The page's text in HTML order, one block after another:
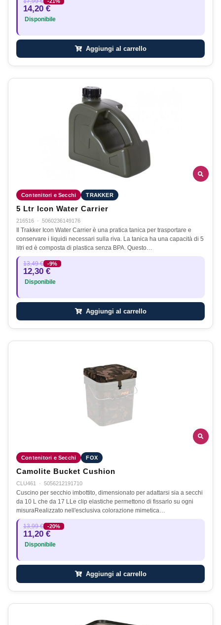
-21%
14,20 €
Disponibile
Aggiungi al carrello
Contenitori e Secchi TRAKKER
5 Ltr Icon Water Carrier
216516 · 5060236149176
Il Trakker Icon Water Carrier è una pratica tanica per trasportare e
conservare i liquidi necessari sulla riva. La tanica ha una capacità di 5
litri ed è composta di plastica senza BPA. Questo…
13,49 € -9%
12,30 €
Disponibile
Aggiungi al carrello
Contenitori e Secchi FOX
Camolite Bucket Cushion
CLU461 · 5056212191710
Cuscino per secchio imbottito, dimensionato per adattarsi sia a secchi
da 10 L che da 17 LLe clip elastiche permettono di fissarlo su ogni
misuraRealizzato nell'esclusiva colorazione mimetica…
13,99 € -20%
11,20 €
Disponibile
Aggiungi al carrello